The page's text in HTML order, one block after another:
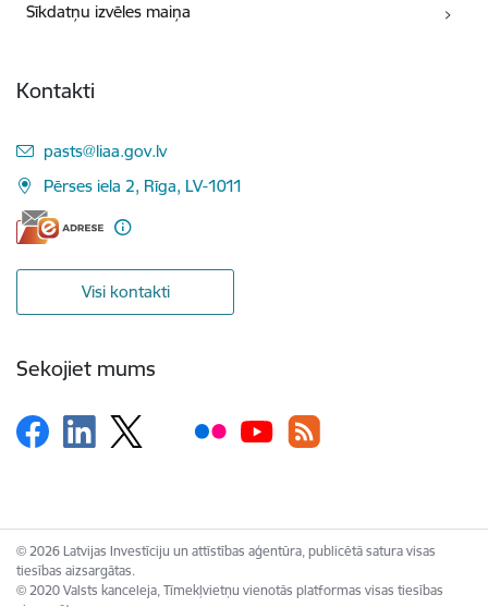
Sīkdatņu izvēles maiņa
Kontakti
E-pasts:
pasts@liaa.gov.lv
Pērses iela 2, Rīga, LV-1011
Visi kontakti
Sekojiet mums
© 2026 Latvijas Investīciju un attīstības aģentūra, publicētā satura visas
tiesības aizsargātas.
© 2020 Valsts kanceleja, Tīmekļvietņu vienotās platformas visas tiesības